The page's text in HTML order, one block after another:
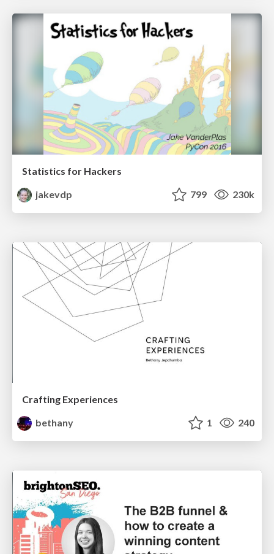
Statistics for Hackers
jakevdp
799 230k
Crafting Experiences
bethany
1 240